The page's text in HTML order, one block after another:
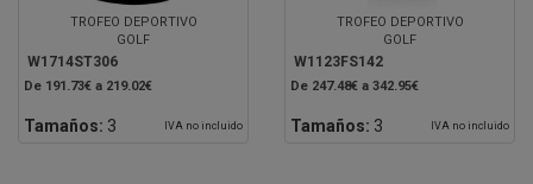
TROFEO DEPORTIVO
GOLF
W1714ST306
De 191.73€ a 219.02€
Tamaños: 3 IVA no incluido
TROFEO DEPORTIVO
GOLF
W1123FS142
De 247.48€ a 342.95€
Tamaños: 3 IVA no incluido